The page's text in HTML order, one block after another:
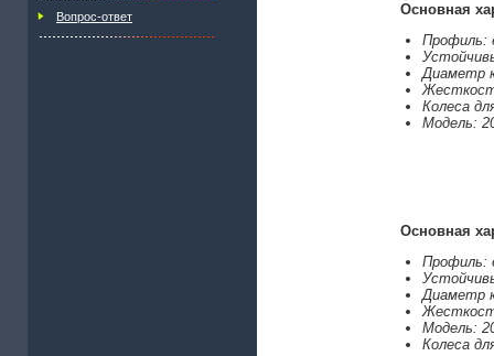
Вопрос-ответ
Основная
Профиль:
Диаметр
Колеса
Модель:
Основная
Профиль:
Диаметр
Модель:
Колеса